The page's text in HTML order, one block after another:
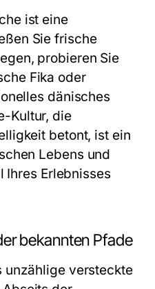
ist eine
Sie frische
probieren Sie
Fika oder
dänisches
Kultur, die
betont, ist ein
Lebens und
Ihres Erlebnisses
bekannten Pfade
unzählige versteckte